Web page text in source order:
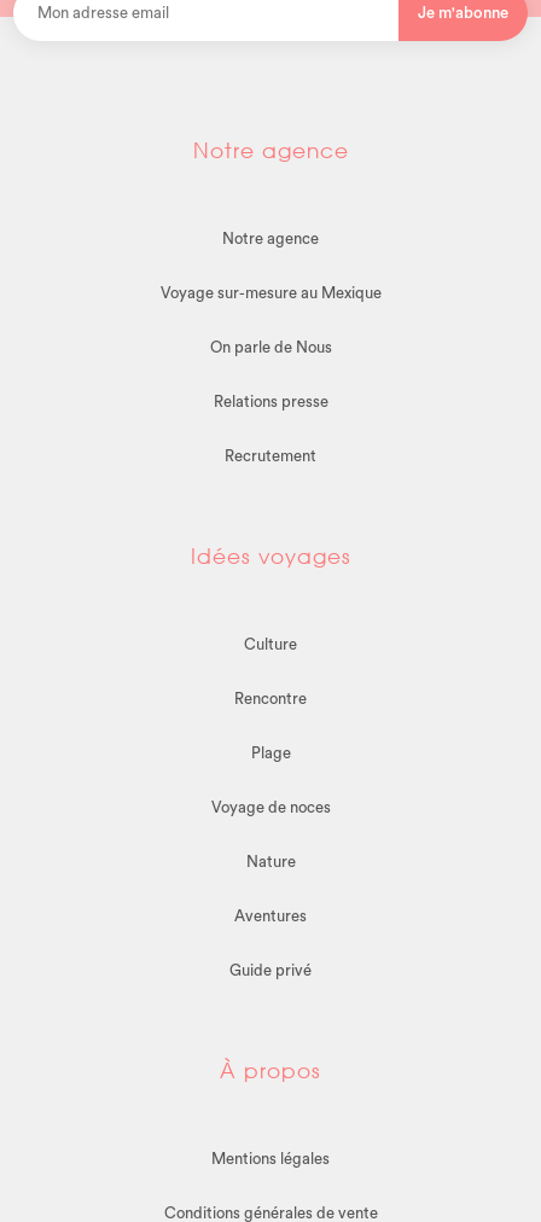
Je m'abonne
Notre agence
Notre agence
Voyage sur-mesure au Mexique
On parle de Nous
Relations presse
Recrutement
Idées voyages
Culture
Rencontre
Plage
Voyage de noces
Nature
Aventures
Guide privé
À propos
Mentions légales
Conditions générales de vente